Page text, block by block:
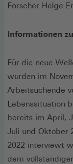
Forscher
Informationen
Für die neue
wurden im
Arbeitsuchende
Lebenssituation
bereits im April,
Juli und Oktober
2022 interviewt
dem